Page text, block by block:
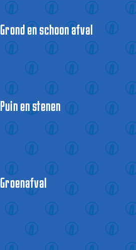
Grond en schoon afval
Puin en stenen
Groenafval